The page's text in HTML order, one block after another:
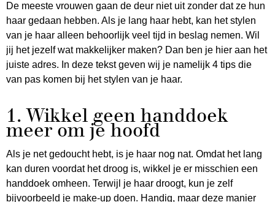
De meeste vrouwen gaan de deur niet uit zonder dat ze hun
haar gedaan hebben. Als je lang haar hebt, kan het stylen
van je haar alleen behoorlijk veel tijd in beslag nemen. Wil
jij het jezelf wat makkelijker maken? Dan ben je hier aan het
juiste adres. In deze tekst geven wij je namelijk 4 tips die
van pas komen bij het stylen van je haar.
1. Wikkel geen handdoek
meer om je hoofd
Als je net gedoucht hebt, is je haar nog nat. Omdat het lang
kan duren voordat het droog is, wikkel je er misschien een
handdoek omheen. Terwijl je haar droogt, kun je zelf
bijvoorbeeld je make-up doen. Handig, maar deze manier